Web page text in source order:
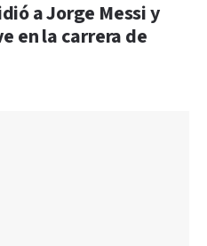
a Jorge Messi y
en la carrera de